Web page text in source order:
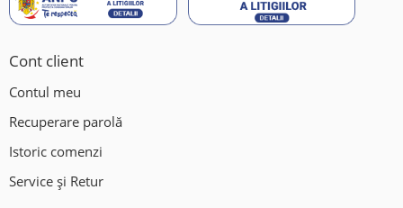
Cont client
Contul meu
Recuperare parolă
Istoric comenzi
Service și Retur